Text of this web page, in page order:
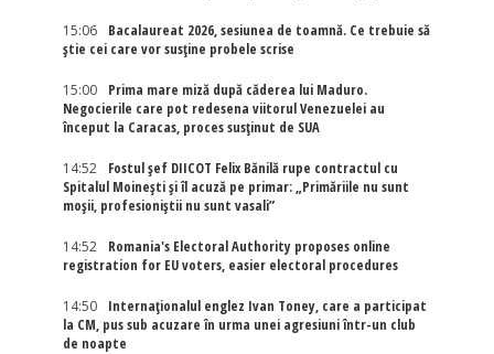
15:06
Bacalaureat 2026, sesiunea de toamnă. Ce trebuie să
știe cei care vor susține probele scrise
15:00
Prima mare miză după căderea lui Maduro.
Negocierile care pot redesena viitorul Venezuelei au
început la Caracas, proces susținut de SUA
14:52
Fostul șef DIICOT Felix Bănilă rupe contractul cu
Spitalul Moinești și îl acuză pe primar: „Primăriile nu sunt
moșii, profesioniștii nu sunt vasali”
14:52
Romania's Electoral Authority proposes online
registration for EU voters, easier electoral procedures
14:50
Internaţionalul englez Ivan Toney, care a participat
la CM, pus sub acuzare în urma unei agresiuni într-un club
de noapte